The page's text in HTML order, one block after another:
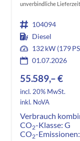
unverbindliche
104094
Diesel
132 kW (179
01.07.2026
55.589,– €
incl. 20% MwSt.
inkl. NoVA
Verbrauch
CO2-Klasse: G
CO2-Emissionen: